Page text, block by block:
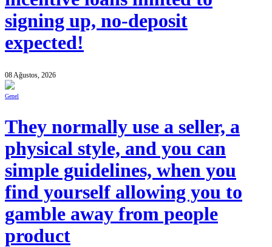
signing up, no-deposit
expected!
08 Ağustos, 2026
Genel
They normally use a seller, a
physical style, and you can
simple guidelines, when you
find yourself allowing you to
gamble away from people
product